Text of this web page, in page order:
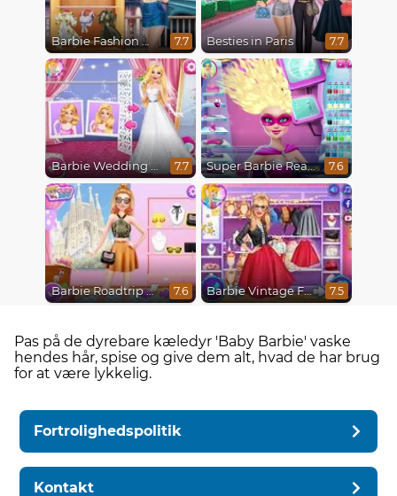
Barbie Fashion Week Model 7.7 Besties in Paris 7.7
Barbie Wedding Fun 7.7 Super Barbie Real Haircuts 7.6
Barbie Roadtrip Adventure 7.6 Barbie Vintage Fair 7.5
Pas på de dyrebare kæledyr 'Baby Barbie' vaske
hendes hår, spise og give dem alt, hvad de har brug
for at være lykkelig.
Fortrolighedspolitik
Kontakt